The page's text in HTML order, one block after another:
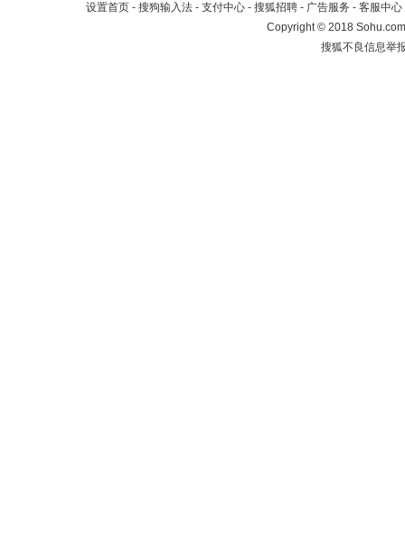
设置首页 - 搜狗输入法 - 支付中心 - 搜狐招聘 - 广告服务 - 客服中心
Copyright©2018
搜狐不良信息举